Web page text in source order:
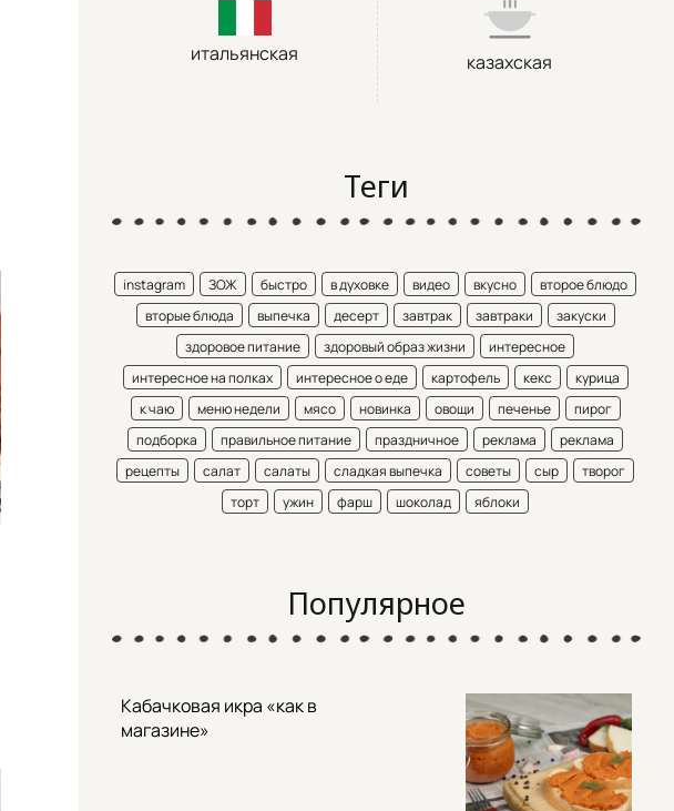
итальянская казахская
Теги
instagram ЗОЖ быстро в духовке видео вкусно
второе блюдо
вторые блюда
выпечка десерт завтрак завтраки
закуски
здоровое питание
здоровый образ жизни
интересное
интересное на полках
интересное о еде картофель кекс
курица
к чаю
меню недели мясо новинка овощи печенье
пирог
подборка
правильное питание праздничное реклама
реклама
рецепты
салат салаты сладкая выпечка советы сыр
творог
торт
ужин фарш шоколад яблоки
Популярное
Кабачковая икра «как в
магазине»